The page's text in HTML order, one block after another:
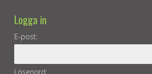
Logga in
E-post:
Lösenord: